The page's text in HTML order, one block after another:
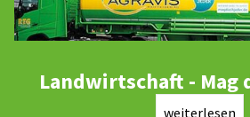
Landwirtschaft - Mag
weiterlesen